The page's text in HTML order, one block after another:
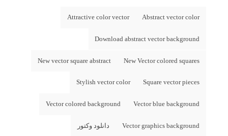
Abstract vector color
Attractive color vector
Download abstract vector background
New Vector colored squares
New vector square abstract
Square vector pieces
Stylish vector color
Vector blue background
Vector colored background
Vector graphics background دانلود وکتور